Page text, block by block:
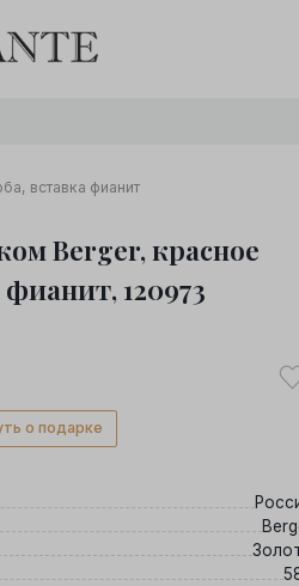
0
вставка фианит
Berger, красное
фианит, 120973
о подарке